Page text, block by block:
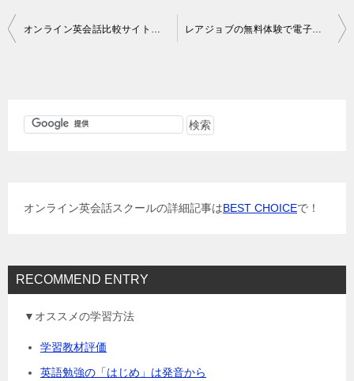
投
オンライン英会話スクールの詳細記事はBEST CHOICEで！
RECOMMEND ENTRY
▼オススメの学習方法
学習教材評価
英語勉強の「はじめ」は発音から